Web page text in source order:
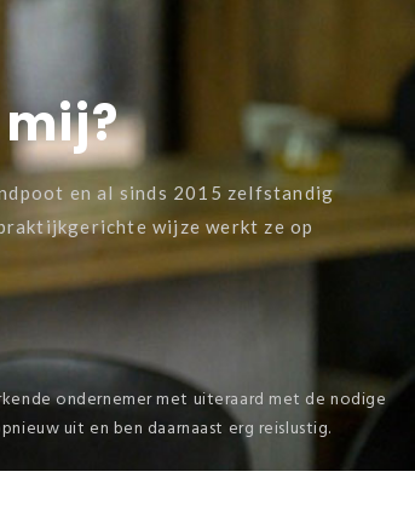
en al sinds 2015 zelfstandig
wijze werkt ze op
ondernemer met uiteraard met de nodige
uit en ben daarnaast erg reislustig.